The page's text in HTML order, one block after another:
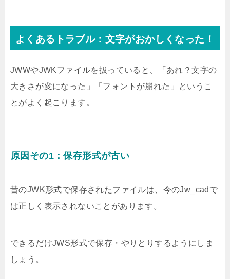
よくあるトラブル：文字がおかしくなった！
JWWやJWKファイルを扱っていると、「あれ？文字の
大きさが変になった」「フォントが崩れた」というこ
とがよく起こります。
原因その1：保存形式が古い
昔のJWK形式で保存されたファイルは、今のJw_cadで
は正しく表示されないことがあります。
できるだけJWS形式で保存・やりとりするようにしま
しょう。